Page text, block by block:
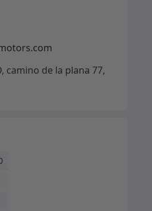
camino de la plana 77,